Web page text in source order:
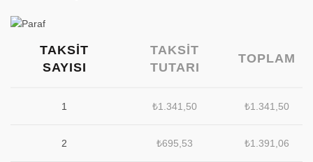
TAKSIT
SAYISI
TAKSIT
TUTARI
TOPLAM
1 ₺1.341,50 ₺1.341,50
2 ₺695,53 ₺1.391,06